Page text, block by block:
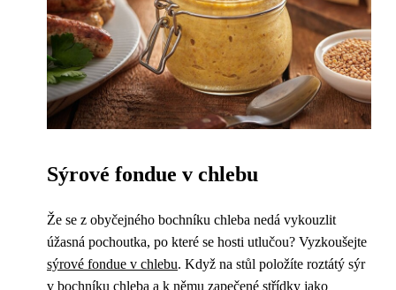
Sýrové fondue v chlebu
Že se z obyčejného bochníku chleba nedá vykouzlit
úžasná pochoutka, po které se hosti utlučou? Vyzkoušejte
sýrové fondue v chlebu. Když na stůl položíte roztátý sýr
v bochníku chleba a k němu zapečené střídky jako